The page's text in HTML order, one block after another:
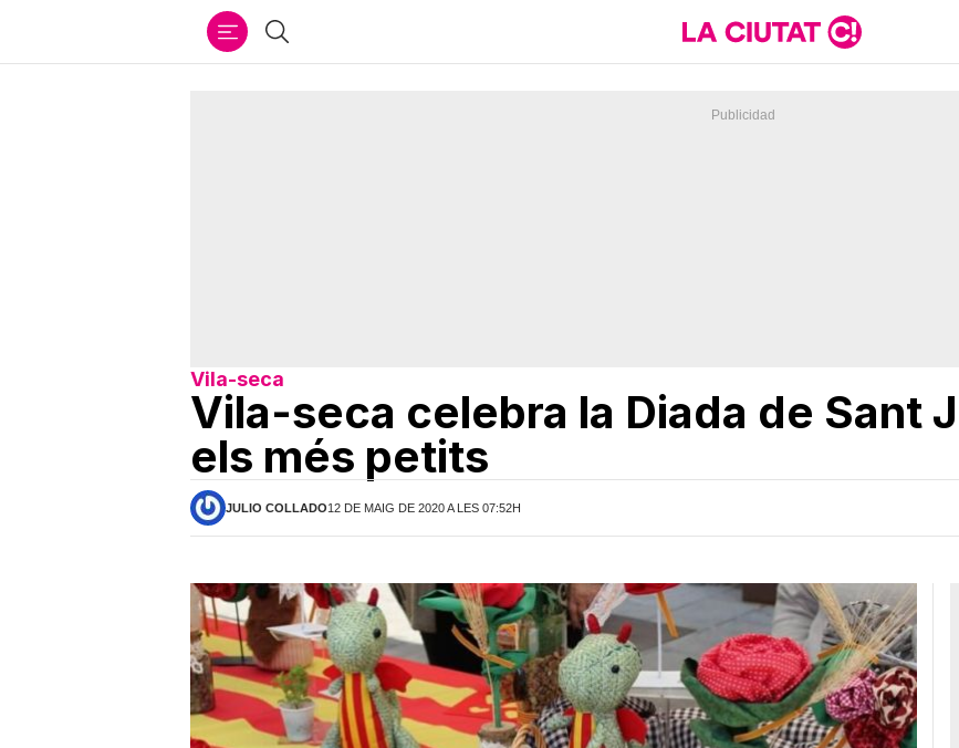
Cercar
Vila-seca
Vila-seca celebra la Diada de Sant
els més petits
JULIO COLLADO12 DE MAIG DE 2020 A LES 07:52H